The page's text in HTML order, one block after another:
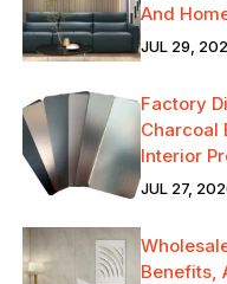
And
JUL 29,
Factory
Charcoal
Interior
JUL 27,
Benefits,